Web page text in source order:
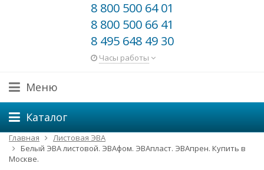
8 800 500 64 01
8 800 500 66 41
8 495 648 49 30
Часы работы
Меню
Каталог
Главная
Листовая ЭВА
Белый ЭВА листовой. ЭВАфом. ЭВАпласт. ЭВАпрен. Купить в
Москве.